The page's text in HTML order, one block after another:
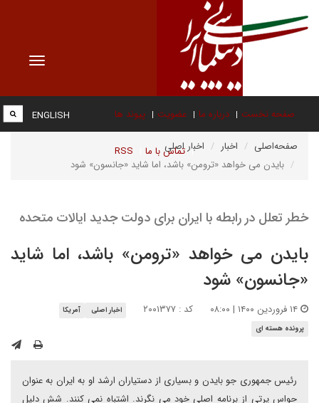
Toggle
صفحه نخست درباره ما عضویت پیوند ها
تماس با ما RSS
ENGLISH
صفحه‌اصلی اخبار
اخبار اصلی
بایدن می خواهد «ترومن» باشد، اما شاید «جانسون» شود
خطر تعلل در رابطه با ایران برای دولت جدید ایالات متحده
بایدن می خواهد «ترومن» باشد، اما شاید
«جانسون» شود
کد : ۲۰۰۱۳۷۷ اخبار اصلی
آمریکا
پرونده هسته ای
رئیس جمهوری جو بایدن و بسیاری از دستیاران ارشد او به ایران به عنوان
حواس پرتی از برنامه اصلی خود می نگرند. اشتباه نمی کنند. شش دلیل